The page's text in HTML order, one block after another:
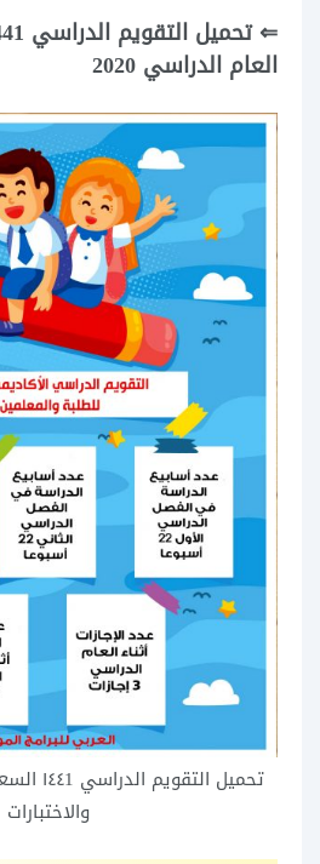
العام الدراسي 2020
تحميل
والاختبارات